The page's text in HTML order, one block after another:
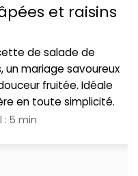
et raisins
de salade de
mariage savoureux
fruitée. Idéale
en toute simplicité.
: 5 min